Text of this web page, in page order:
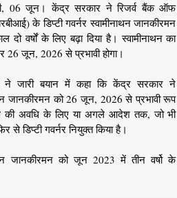
06 जून। केंद्र सरकार ने रिजर्व बैंक ऑफ
के डिप्टी गवर्नर स्वामीनाथन जानकीरमन
दो वर्षों के लिए बढ़ा दिया है। स्वामीनाथन का
26 जून, 2026 से प्रभावी होगा।
ने जारी बयान में कहा कि केंद्र सरकार ने
जानकीरमन को 26 जून, 2026 से प्रभावी रूप
की अवधि के लिए या अगले आदेश तक, जो भी
से डिप्टी गवर्नर नियुक्त किया है।
जानकीरमन को जून 2023 में तीन वर्षो के